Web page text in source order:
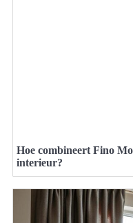
Hoe combineert Fino
interieur?